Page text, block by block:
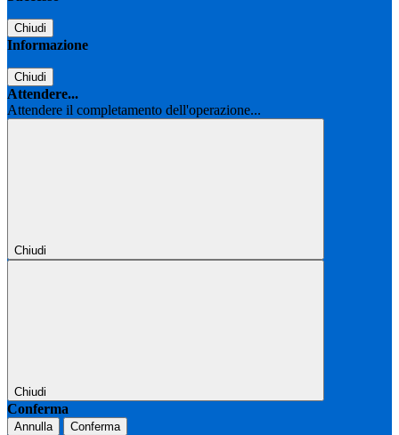
Chiudi
Informazione
Chiudi
Attendere...
Attendere il completamento dell'operazione...
Chiudi
Chiudi
Conferma
Annulla Conferma